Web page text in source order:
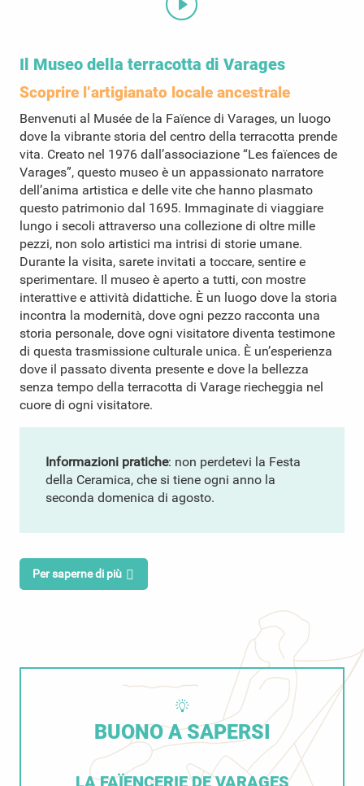
Il Museo della terracotta di Varages
Scoprire l’artigianato locale ancestrale
Benvenuti al Musée de la Faïence di Varages, un luogo
dove la vibrante storia del centro della terracotta prende
vita. Creato nel 1976 dall’associazione “Les faïences de
Varages”, questo museo è un appassionato narratore
dell’anima artistica e delle vite che hanno plasmato
questo patrimonio dal 1695. Immaginate di viaggiare
lungo i secoli attraverso una collezione di oltre mille
pezzi, non solo artistici ma intrisi di storie umane.
Durante la visita, sarete invitati a toccare, sentire e
sperimentare. Il museo è aperto a tutti, con mostre
interattive e attività didattiche. È un luogo dove la storia
incontra la modernità, dove ogni pezzo racconta una
storia personale, dove ogni visitatore diventa testimone
di questa trasmissione culturale unica. È un’esperienza
dove il passato diventa presente e dove la bellezza
senza tempo della terracotta di Varage riecheggia nel
cuore di ogni visitatore.
Informazioni pratiche: non perdetevi la Festa
della Ceramica, che si tiene ogni anno la
seconda domenica di agosto.
Per saperne di più
BUONO A SAPERSI
LA FAÏENCERIE DE VARAGES